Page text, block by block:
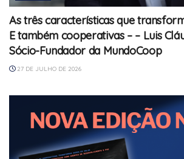
As três características que
E também cooperativas – – Luis
Sócio-Fundador da MundoCoop
27 DE JULHO DE 2026